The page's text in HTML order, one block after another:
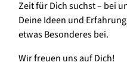
Zeit für Dich suchst – bei
Deine Ideen und
etwas Besonderes bei.
Wir freuen uns auf Dich!